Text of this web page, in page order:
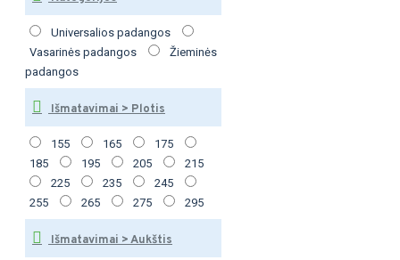
Universalios padangos
Vasarinės padangos
Žieminės
padangos
Išmatavimai > Plotis
155 165
175
185
195 205
215
225
235
245
255
265 275 295
Išmatavimai > Aukštis